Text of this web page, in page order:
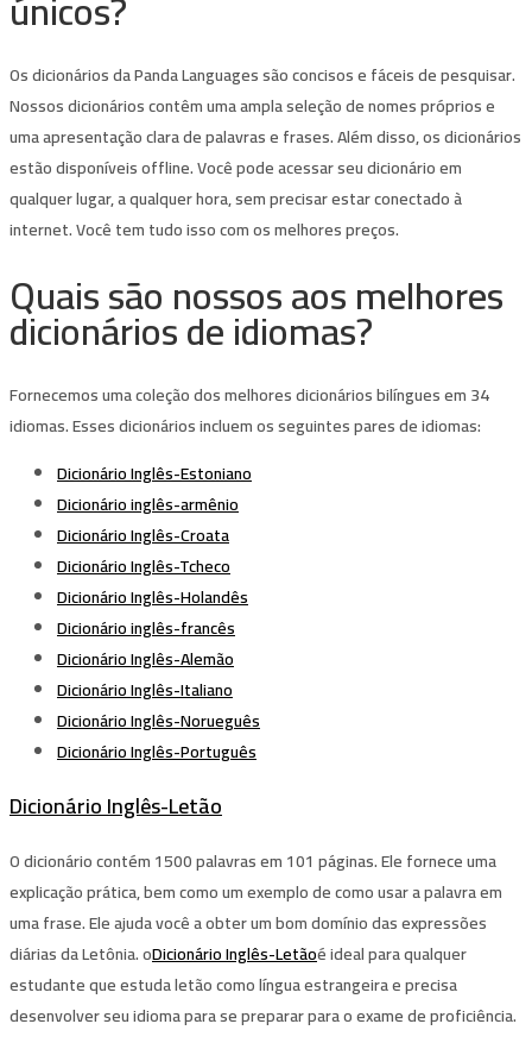
Os dicionários da Panda Languages ​​são concisos e fáceis de pesquisar.
Nossos dicionários contêm uma ampla seleção de nomes próprios e
uma apresentação clara de palavras e frases. Além disso, os dicionários
estão disponíveis offline. Você pode acessar seu dicionário em
qualquer lugar, a qualquer hora, sem precisar estar conectado à
internet. Você tem tudo isso com os melhores preços.
Quais são nossos aos melhores
dicionários de idiomas?
Fornecemos uma coleção dos melhores dicionários bilíngues em 34
idiomas. Esses dicionários incluem os seguintes pares de idiomas:
Dicionário Inglês-Estoniano
Dicionário inglês-armênio
Dicionário Inglês-Croata
Dicionário Inglês-Tcheco
Dicionário Inglês-Holandês
Dicionário inglês-francês
Dicionário Inglês-Alemão
Dicionário Inglês-Italiano
Dicionário Inglês-Norueguês
Dicionário Inglês-Português
Dicionário Inglês-Letão
O dicionário contém 1500 palavras em 101 páginas. Ele fornece uma
explicação prática, bem como um exemplo de como usar a palavra em
uma frase. Ele ajuda você a obter um bom domínio das expressões
diárias da Letônia. oDicionário Inglês-Letãoé ideal para qualquer
estudante que estuda letão como língua estrangeira e precisa
desenvolver seu idioma para se preparar para o exame de proficiência.